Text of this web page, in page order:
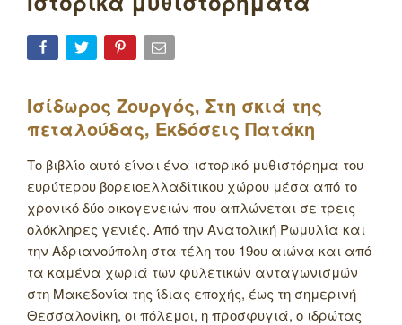
Ισίδωρος Ζουργός, Στη σκιά της
πεταλούδας, Εκδόσεις Πατάκη
Το βιβλίο αυτό είναι ένα ιστορικό μυθιστόρημα του
ευρύτερου βορειοελλαδίτικου χώρου μέσα από το
χρονικό δύο οικογενειών που απλώνεται σε τρεις
ολόκληρες γενιές. Από την Ανατολική Ρωμυλία και
την Αδριανούπολη στα τέλη του 19ου αιώνα και από
τα καμένα χωριά των φυλετικών ανταγωνισμών
στη Μακεδονία της ίδιας εποχής, έως τη σημερινή
Θεσσαλονίκη, οι πόλεμοι, η προσφυγιά, ο ιδρώτας